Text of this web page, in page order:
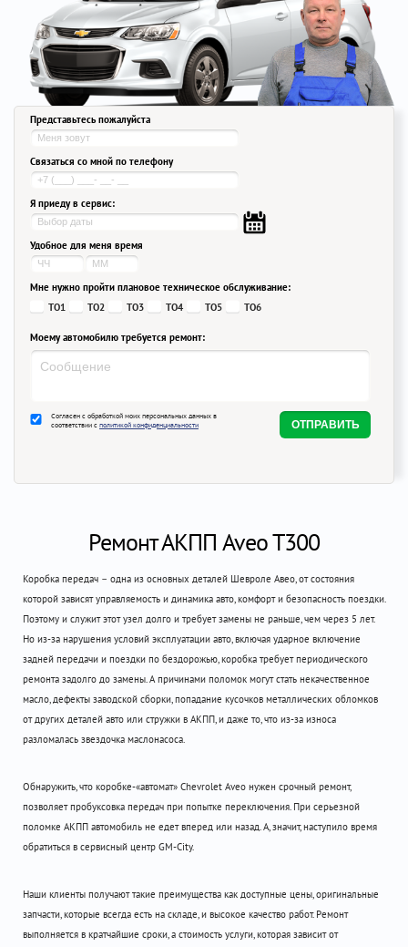
Представьтесь пожалуйста
Связаться со мной по телефону
Я приеду в сервис:
Удобное для меня время
Мне нужно пройти плановое техническое обслуживание:
ТО1
ТО2 ТО3 ТО4 ТО5 ТО6
Моему автомобилю требуется ремонт:
Согласен с обработкой моих персональных данных в
соответствии с политикой конфиденциальности
Ремонт АКПП Aveo T300
Коробка передач – одна из основных деталей Шевроле Авео, от состояния
которой зависят управляемость и динамика авто, комфорт и безопасность поездки.
Поэтому и служит этот узел долго и требует замены не раньше, чем через 5 лет.
Но из-за нарушения условий эксплуатации авто, включая ударное включение
задней передачи и поездки по бездорожью, коробка требует периодического
ремонта задолго до замены. А причинами поломок могут стать некачественное
масло, дефекты заводской сборки, попадание кусочков металлических обломков
от других деталей авто или стружки в АКПП, и даже то, что из-за износа
разломалась звездочка маслонасоса.
Обнаружить, что коробке-«автомат» Chevrolet Aveo нужен срочный ремонт,
позволяет пробуксовка передач при попытке переключения. При серьезной
поломке АКПП автомобиль не едет вперед или назад. А, значит, наступило время
обратиться в сервисный центр GM-City.
Наши клиенты получают такие преимущества как доступные цены, оригинальные
запчасти, которые всегда есть на складе, и высокое качество работ. Ремонт
выполняется в кратчайшие сроки, а стоимость услуги, которая зависит от